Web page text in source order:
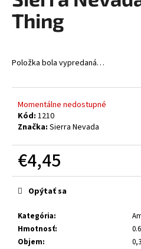
0,0
Thing
Položka bola vypredaná…
Momentálne nedostupné
Kód: 1210
Značka: Sierra Nevada
€4,45
Jednotková
cena:
Kategória:
Hmotnosť:
Objem:
Opýtať sa
á
ť
O
p
o